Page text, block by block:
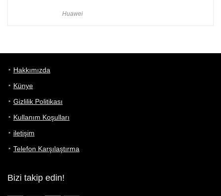
Huawei
Hakkımızda
Künye
Gizlilik Politikası
Kullanım Koşulları
iletişim
Telefon Karşılaştırma
Bizi takip edin!